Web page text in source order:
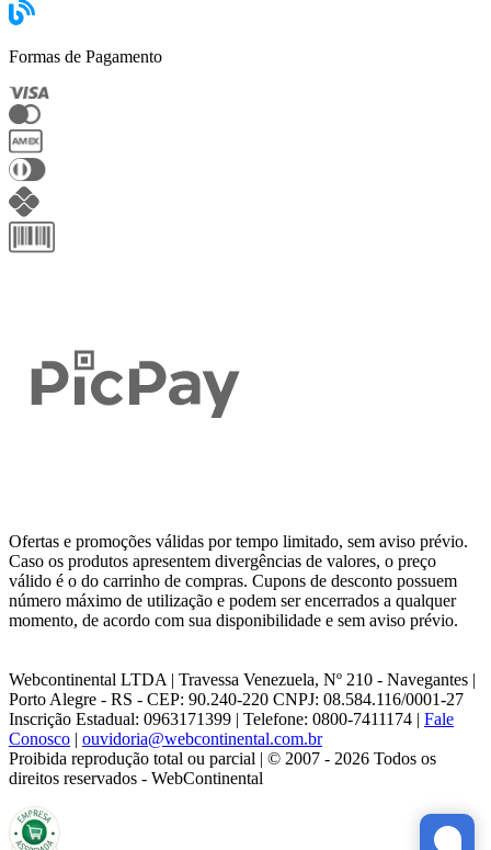
Formas de Pagamento
Ofertas e promoções válidas por tempo limitado, sem aviso prévio.
Caso os produtos apresentem divergências de valores, o preço
válido é o do carrinho de compras. Cupons de desconto possuem
número máximo de utilização e podem ser encerrados a qualquer
momento, de acordo com sua disponibilidade e sem aviso prévio.
Webcontinental LTDA | Travessa Venezuela, Nº 210 - Navegantes |
Porto Alegre - RS - CEP: 90.240-220 CNPJ: 08.584.116/0001-27
Inscrição Estadual: 0963171399 | Telefone: 0800-7411174 | Fale
Conosco | ouvidoria@webcontinental.com.br
Proibida reprodução total ou parcial | © 2007 - 2026 Todos os
direitos reservados - WebContinental